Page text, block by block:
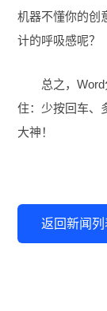
机器不懂你的
计的呼吸感呢？
总之，
住：少按回车、
大神！
返回新闻列